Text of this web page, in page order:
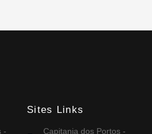
-
Sites Links
Capitania dos Portos -